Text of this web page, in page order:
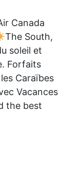
Canada
The South,
soleil et
Forfaits
Caraïbes
Vacances
the best